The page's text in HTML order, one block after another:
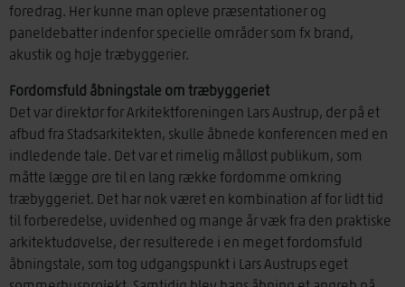
foredrag. Her kunne man opleve præsentationer og
paneldebatter indenfor specielle områder som fx brand,
akustik og høje træbyggerier.
Fordomsfuld åbningstale om træbyggeriet
Det var direktør for Arkitektforeningen Lars Austrup, der på et
afbud fra Stadsarkitekten, skulle åbnede konferencen med en
indledende tale. Det var et rimelig målløst publikum, som
måtte lægge øre til en lang række fordomme omkring
træbyggeriet. Det har nok været en kombination af for lidt tid
til forberedelse, uvidenhed og mange år væk fra den praktiske
arkitektudøvelse, der resulterede i en meget fordomsfuld
åbningstale, som tog udgangspunkt i Lars Austrups eget